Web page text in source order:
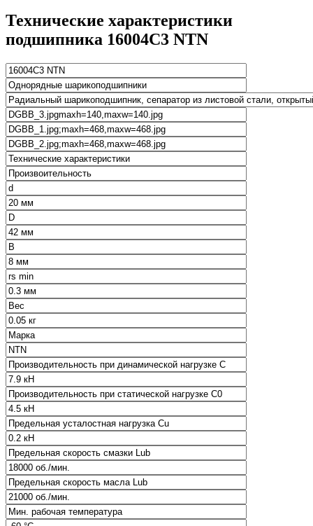
Технические характеристики
подшипника 16004C3 NTN